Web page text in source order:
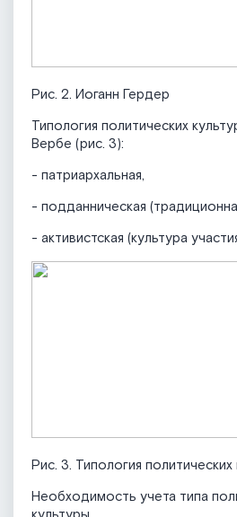
Рис. 2. Иоганн Гердер
Типология политических
Вербе (рис. 3):
- патриархальная,
- подданническая
- активистская (культура
Рис. 3. Типология политических
Необходимость учета типа